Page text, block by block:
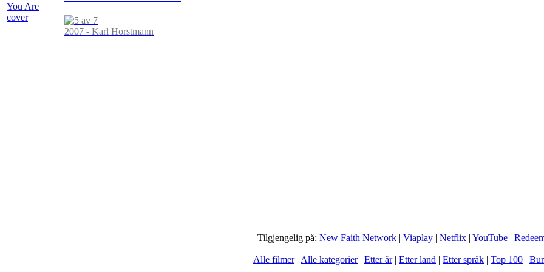
2007 - Karl Horstmann
Tilgjengelig på: New Faith Network| Viaplay| Netflix| YouTube|
Alle filmer| Alle kategorier| Etter år| Etter land | Etter språk | Top 100 |